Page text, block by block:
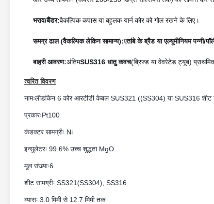
भराव/बैंडर:वैकल्पिक कपास या बहुलक यार्न कोर को गोल रखने के लिए।
समग्र ढाल (वैकल्पिक लेकिन सामान्य):एतांबे के ब्रैड या एल्यूमीनियम पन्नी/
बाहरी आवरण:अंतिमSUS316 धातु कवच(ब्रिज्ड या वेवरेटेड ट्यूब)
त्वरित विवरण
नामःलीडकिन 6 कोर आरटीडी केबल SUS321 ((SS304) या SUS316 शीट
प्रकारःPt100
कंडक्टर सामग्रीः Ni
इन्सुलेटरः 99.6% उच्च शुद्धता MgO
मूल संख्याः6
शीट सामग्रीः SS321(SS304), SS316
व्यासः 3.0 मिमी से 12.7 मिमी तक